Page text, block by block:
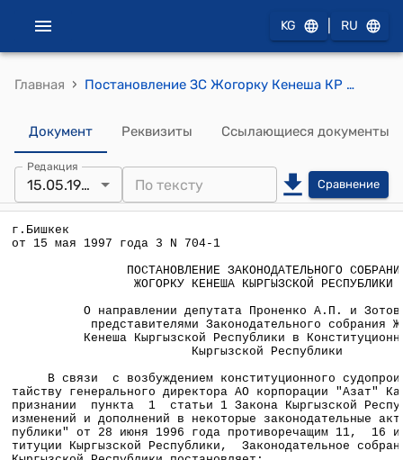
KG RU
Главная › Постановление ЗС Жогорку Кенеша КР от 15 мая 1997 года 3 №704-1 "О направлении депутата Проненко А.П. и Зотовой Н.В. представителями Законодательного собрания Жогорку Кенеша Кыргызской Республики в Конституционный суд Кыргызской Республики"
Документ Реквизиты Ссылающиеся документы
Редакция
15.05.1997 Сравнение